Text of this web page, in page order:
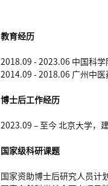
教育经历
2018.09 - 2023.06 中国科
2014.09 - 2018.06 广州中
博士后工作经历
2023.09 – 至今 北京大学，
国家级科研课题
国家资助博士后研究人员计